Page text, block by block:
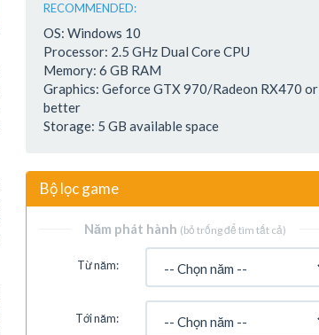
RECOMMENDED:
OS: Windows 10
Processor: 2.5 GHz Dual Core CPU
Memory: 6 GB RAM
Graphics: Geforce GTX 970/Radeon RX470 or
better
Storage: 5 GB available space
Bộ lọc game
Năm phát hành (bỏ trống để tìm tất cả)
Từ năm:
Tới năm: